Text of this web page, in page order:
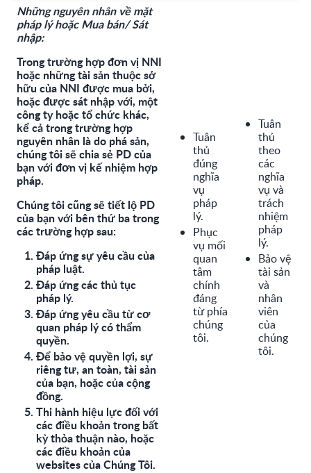
Những nguyên nhân về mặt
pháp lý hoặc Mua bán/ Sát
nhập:
Trong trường hợp đơn vị NNI
hoặc những tài sản thuộc sở
hữu của NNI được mua bởi,
hoặc được sát nhập với, một
công ty hoặc tổ chức khác,
kể cả trong trường hợp
nguyên nhân là do phá sản,
chúng tôi sẽ chia sẻ PD của
bạn với đơn vị kế nhiệm hợp
pháp.
Chúng tôi cũng sẽ tiết lộ PD
của bạn với bên thứ ba trong
các trường hợp sau:
Đáp ứng sự yêu cầu của
pháp luật.
Đáp ứng các thủ tục
pháp lý.
Đáp ứng yêu cầu từ cơ
quan pháp lý có thẩm
quyền.
Để bảo vệ quyền lợi, sự
riêng tư, an toàn, tài sản
của bạn, hoặc của cộng
đồng.
Thi hành hiệu lực đối với
các điều khoản trong bất
kỳ thỏa thuận nào, hoặc
các điều khoản của
websites của Chúng Tôi.
Tuân
thủ
đúng
nghĩa
vụ
pháp
lý.
Phục
vụ mối
quan
tâm
chính
đáng
từ phía
chúng
tôi.
Tuân
thủ
theo
các
nghĩa
vụ và
trách
nhiệm
pháp
lý.
Bảo vệ
tài sản
và
nhân
viên
của
chúng
tôi.